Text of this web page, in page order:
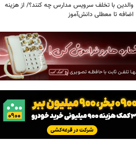
والدین با تخلف سرویس مدارس چه کنند؟/ از هزینه
اضافه تا معطلی دانش‌آموز